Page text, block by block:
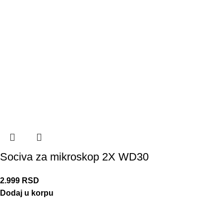
Sociva za mikroskop 2X WD30
2.999 RSD
Dodaj u korpu